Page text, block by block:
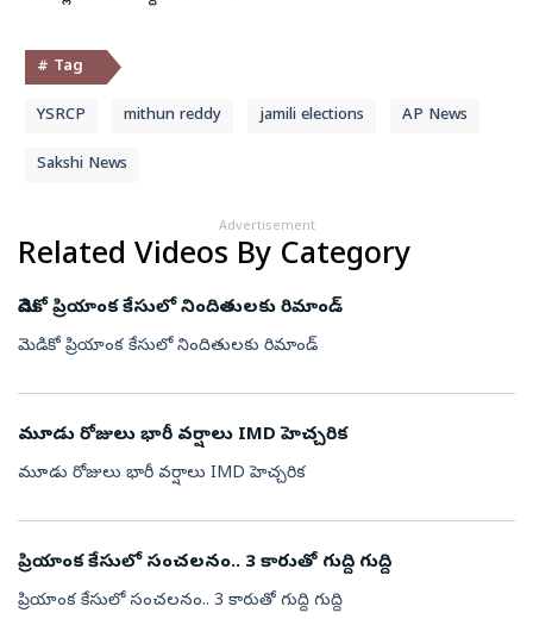
# Tag
YSRCP mithun reddy jamili elections AP News
Sakshi News
Advertisement
Related Videos By Category
మెడికో ప్రియాంక కేసులో నిందితులకు రిమాండ్
మెడికో ప్రియాంక కేసులో నిందితులకు రిమాండ్
మూడు రోజులు భారీ వర్షాలు IMD హెచ్చరిక
మూడు రోజులు భారీ వర్షాలు IMD హెచ్చరిక
ప్రియాంక కేసులో సంచలనం.. 3 కారుతో గుద్ది గుద్ది
ప్రియాంక కేసులో సంచలనం.. 3 కారుతో గుద్ది గుద్ది